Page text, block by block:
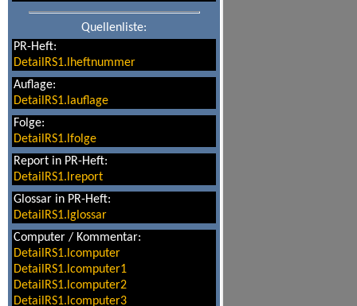
Quellenliste:
PR-Heft:
DetailRS1.lheftnummer
Auflage:
DetailRS1.lauflage
Folge:
DetailRS1.lfolge
Report in PR-Heft:
DetailRS1.lreport
Glossar in PR-Heft:
DetailRS1.lglossar
Computer / Kommentar:
DetailRS1.lcomputer
DetailRS1.lcomputer1
DetailRS1.lcomputer2
DetailRS1.lcomputer3